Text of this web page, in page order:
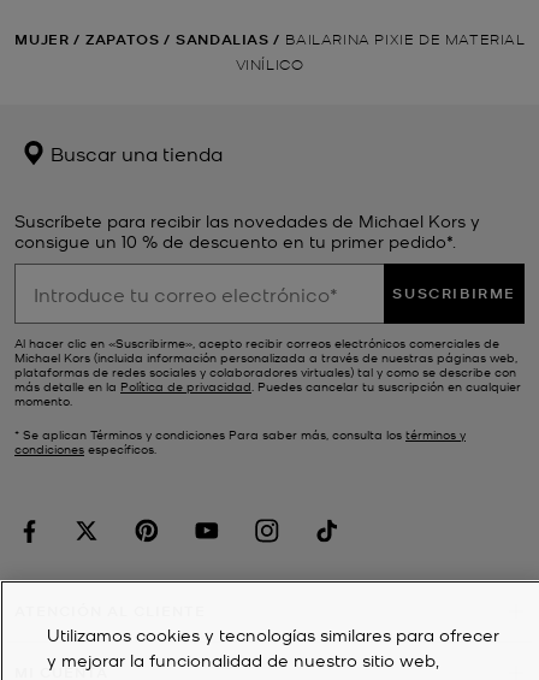
MUJER / ZAPATOS / SANDALIAS / BAILARINA PIXIE DE MATERIAL
VINÍLICO
Buscar una tienda
Suscríbete para recibir las novedades de Michael Kors y
consigue un 10 % de descuento en tu primer pedido*.
SUSCRIBIRME
Al hacer clic en «Suscribirme», acepto recibir correos electrónicos comerciales de
Michael Kors (incluida información personalizada a través de nuestras páginas web,
plataformas de redes sociales y colaboradores virtuales) tal y como se describe con
más detalle en la Política de privacidad. Puedes cancelar tu suscripción en cualquier
momento.
* Se aplican Términos y condiciones Para saber más, consulta los términos y
condiciones específicos.
MI CUENTA
Utilizamos cookies y tecnologías similares para ofrecer
y mejorar la funcionalidad de nuestro sitio web,